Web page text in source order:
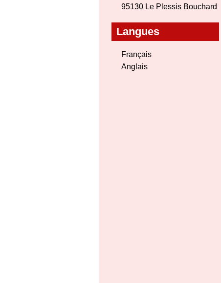
95130 Le Plessis Bouchard
Langues
Français
Anglais